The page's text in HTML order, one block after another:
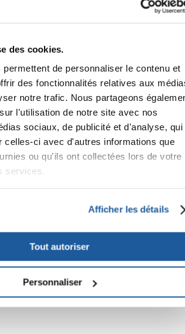
des cookies.
permettent de personnaliser le contenu et
des fonctionnalités relatives aux
notre trafic. Nous partageons
l'utilisation de notre site avec nos
sociaux, de publicité et d'analyse, qui
celles-ci avec d'autres informations que
ou qu'ils ont collectées lors de votre
services.
Afficher les détails
Tout autoriser
Personnaliser
Blankenfelder Dorfstraße 94 15827 Blankenfelde-
(Germania) - P.IVA DE317667035
incluent la TVA / plus l'expédition
© 2024-2026 FERA 24 UG.
FERA INTERNATIONAL: